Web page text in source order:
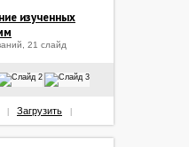
изученных
21 слайд
Загрузить